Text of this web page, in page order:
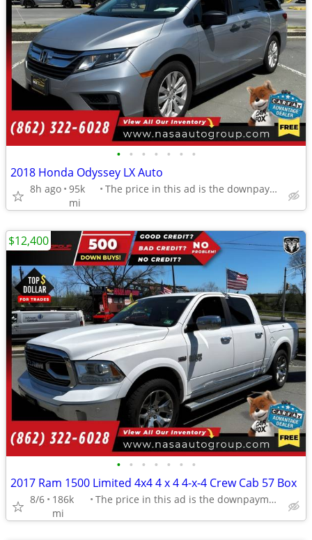
• • • • • • •
2018 Honda Odyssey LX Auto
8h ago 95k
mi
The price in this ad is the downpayment
• • • • • • •
2017 Ram 1500 Limited 4x4 4 x 4 4-x-4 Crew Cab 57 Box
8/6
186k
mi
The price in this ad is the downpayment
$12,400